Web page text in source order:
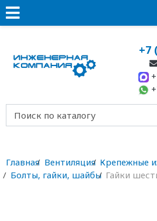
+7
Главная Вентиляция Крепежные
Болты, гайки, шайбы Гайки